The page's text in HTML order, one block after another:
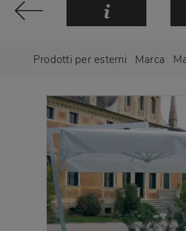
Prodotti per esterni Marca